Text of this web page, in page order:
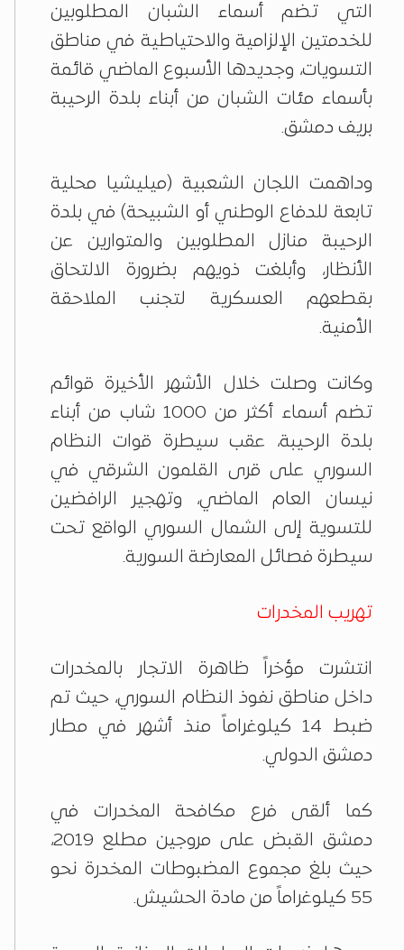
التي تضم أسماء الشبان المطلوبين
للخدمتين الإلزامية والاحتياطية في مناطق
التسويات، وجديدها الأسبوع الماضي قائمة
بأسماء مئات الشبان من أبناء بلدة الرحيبة
بريف دمشق.
وداهمت اللجان الشعبية (ميليشيا محلية
تابعة للدفاع الوطني أو الشبيحة) في بلدة
الرحيبة منازل المطلوبين والمتوارين عن
الأنظار، وأبلغت ذويهم بضرورة الالتحاق
بقطعهم العسكرية لتجنب الملاحقة
الأمنية.
وكانت وصلت خلال الأشهر الأخيرة قوائم
تضم أسماء أكثر من 1000 شاب من أبناء
بلدة الرحيبة، عقب سيطرة قوات النظام
السوري على قرى القلمون الشرقي في
نيسان العام الماضي، وتهجير الرافضين
للتسوية إلى الشمال السوري الواقع تحت
سيطرة فصائل المعارضة السورية.
تهريب المخدرات
انتشرت مؤخراً ظاهرة الاتجار بالمخدرات
داخل مناطق نفوذ النظام السوري، حيث تم
ضبط 14 كيلوغراماً منذ أشهر في مطار
دمشق الدولي.
كما ألقى فرع مكافحة المخدرات في
دمشق القبض على مروجين مطلع 2019،
حيث بلغ مجموع المضبوطات المخدرة نحو
55 كيلوغراماً من مادة الحشيش.